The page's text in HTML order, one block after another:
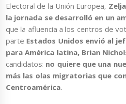
Electoral de la Unión Europea,
la jornada se desarrolló en un
que la afluencia a los centros de
parte Estados Unidos envió al
para América latina, Brian
candidatos: no quiere que una
más las olas migratorias que
Centroamérica.